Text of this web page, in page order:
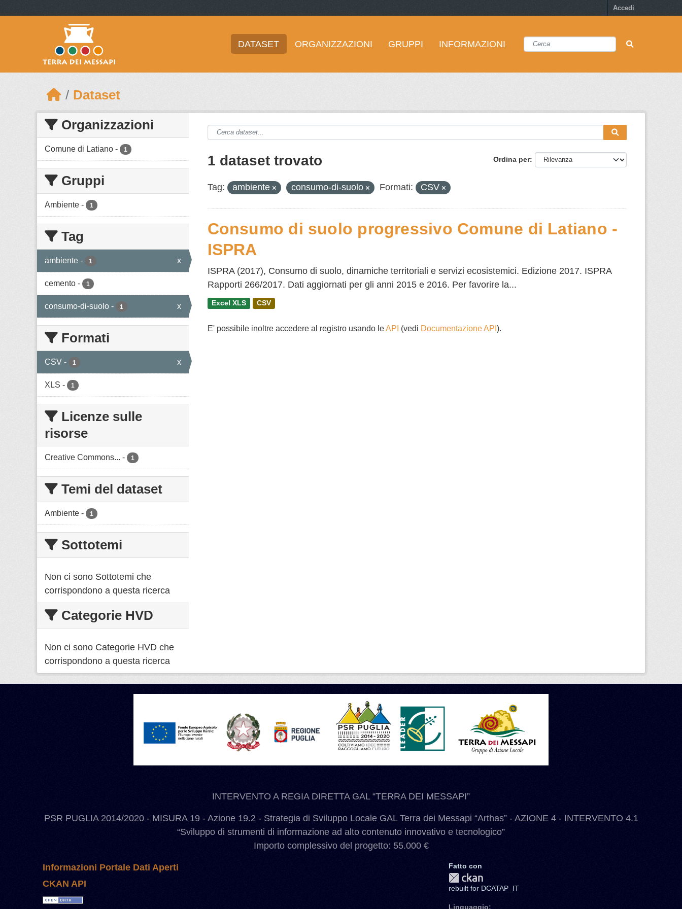
Accedi
DATASET ORGANIZZAZIONI GRUPPI INFORMAZIONI
Dataset
Organizzazioni
Comune di Latiano - 1
Gruppi
Ambiente - 1
Tag
ambiente - 1 x
cemento - 1
consumo-di-suolo - 1 x
Formati
CSV - 1 x
XLS - 1
Licenze sulle
risorse
Creative Commons... - 1
Temi del dataset
Ambiente - 1
Sottotemi
Non ci sono Sottotemi che
corrispondono a questa ricerca
Categorie HVD
Non ci sono Categorie HVD che
corrispondono a questa ricerca
Ordina per
1 dataset trovato
Tag: ambiente consumo-di-suolo Formati: CSV
Consumo di suolo progressivo Comune di Latiano -
ISPRA
ISPRA (2017), Consumo di suolo, dinamiche territoriali e servizi ecosistemici. Edizione 2017. ISPRA
Rapporti 266/2017. Dati aggiornati per gli anni 2015 e 2016. Per favorire la...
Excel XLS CSV
E' possibile inoltre accedere al registro usando leAPI (vedi Documentazione API ).
INTERVENTO A REGIA DIRETTA GAL “TERRA DEI MESSAPI”
PSR PUGLIA 2014/2020 - MISURA 19 - Azione 19.2 - Strategia di Sviluppo Locale GAL Terra dei Messapi “Arthas” - AZIONE 4 - INTERVENTO 4.1
“Sviluppo di strumenti di informazione ad alto contenuto innovativo e tecnologico”
Importo complessivo del progetto: 55.000 €
Informazioni Portale Dati Aperti
CKAN API
Fatto con
rebuilt for DCATAP_IT
Linguaggio